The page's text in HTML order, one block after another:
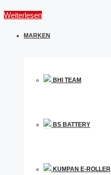
MARKEN
BHI TEAM
BS BATTERY
KUMPAN E-ROLLER
Weiterlesen